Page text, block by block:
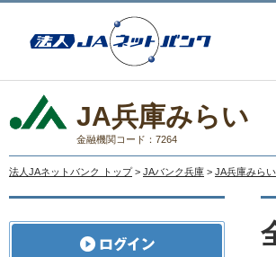
JA兵庫みらい
金融機関コード：7264
法人JAネットバンク トップ > JAバンク兵庫 > JA兵庫みらい